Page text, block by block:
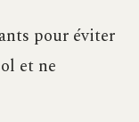
pour éviter
et ne